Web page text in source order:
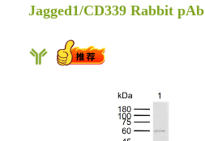
Jagged1/CD339 Rabbit pAb